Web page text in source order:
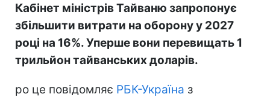
Кабінет міністрів Тайваню запропонує
збільшити витрати на оборону у 2027
році на 16%. Уперше вони перевищать 1
трильйон тайванських доларів.
ро це повідомляє РБК-Україна з